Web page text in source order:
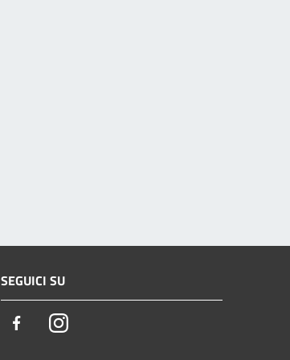
SEGUICI SU
FacebookInstagram